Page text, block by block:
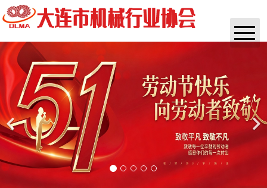
首页
协会概况
通知公告
实时资讯
政策法规